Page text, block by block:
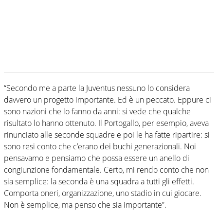
“Secondo me a parte la Juventus nessuno lo considera
davvero un progetto importante. Ed è un peccato. Eppure ci
sono nazioni che lo fanno da anni: si vede che qualche
risultato lo hanno ottenuto. Il Portogallo, per esempio, aveva
rinunciato alle seconde squadre e poi le ha fatte ripartire: si
sono resi conto che c’erano dei buchi generazionali. Noi
pensavamo e pensiamo che possa essere un anello di
congiunzione fondamentale. Certo, mi rendo conto che non
sia semplice: la seconda è una squadra a tutti gli effetti.
Comporta oneri, organizzazione, uno stadio in cui giocare.
Non è semplice, ma penso che sia importante”.